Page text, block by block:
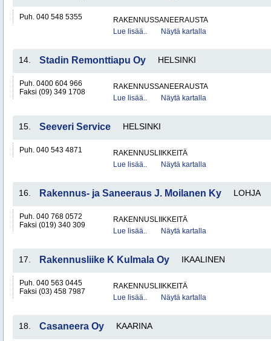
Puh. 040 548 5355
RAKENNUSSANEERAUSTA
Lue lisää..
Näytä kartalla
14. Stadin Remonttiapu Oy HELSINKI
Puh. 0400 604 966
Faksi (09) 349 1708
RAKENNUSSANEERAUSTA
Lue lisää..
Näytä kartalla
15. Seeveri Service HELSINKI
Puh. 040 543 4871
RAKENNUSLIIKKEITÄ
Lue lisää..
Näytä kartalla
16. Rakennus- ja Saneeraus J. Moilanen Ky LOHJA
Puh. 040 768 0572
Faksi (019) 340 309
RAKENNUSLIIKKEITÄ
Lue lisää..
Näytä kartalla
17. Rakennusliike K Kulmala Oy IKAALINEN
Puh. 040 563 0445
Faksi (03) 458 7987
RAKENNUSLIIKKEITÄ
Lue lisää..
Näytä kartalla
18. Casaneera Oy KAARINA